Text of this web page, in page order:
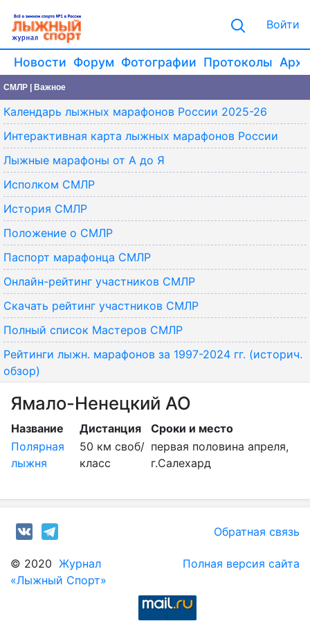
Войти
Новости Форум Фотографии Протоколы
СМЛР | Важное
Календарь лыжных марафонов России 2025-26
Интерактивная карта лыжных марафонов России
Лыжные марафоны от А до Я
Исполком СМЛР
История СМЛР
Положение о СМЛР
Паспорт марафонца СМЛР
Онлайн-рейтинг участников СМЛР
Скачать рейтинг участников СМЛР
Полный список Мастеров СМЛР
Рейтинги лыжн. марафонов за 1997-2024 гг. (историч.
обзор)
Ямало-Ненецкий АО
Название Дистанция
Сроки и место
Полярная
лыжня
50 км своб/
класс
первая половина апреля,
г.Салехард
Обратная связь
© 2020 Журнал
«Лыжный Спорт»
Полная версия сайта